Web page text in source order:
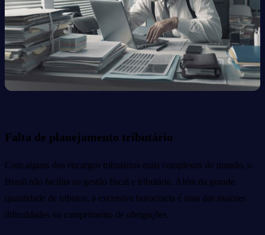
Falta de planejamento tributário
Com alguns dos encargos tributários mais complexos do mundo, o
Brasil não facilita na gestão fiscal e tributária. Além da grande
quantidade de tributos, a excessiva burocracia é uma das maiores
dificuldades no cumprimento de obrigações.